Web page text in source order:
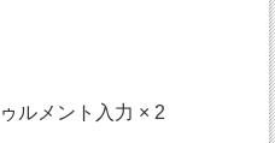
ルメント入力 × 2